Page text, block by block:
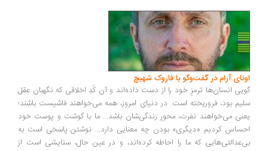
آرام در گفت‌وگو با فاروک شهیچ‭
انسان‌ها ترمزِ خود را از دست داده‌اند و آن کُدِ اخلاقی که نگهبان عقل
بود، فروریخته است. در دنیای امروز، همه می‌خواهند فاشیست باشند؛
می‌خواهند نفرت، محورِ زندگی‌شان باشد... ما با گوشت و پوست خود
کردیم «دیگری» بودن چه معنایی دارد... نوشتن پاسخی است به
که ما را احاطه کرده‌اند، و در عین حال، ستایشی است از